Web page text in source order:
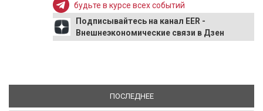
будьте в курсе всех событий
Подписывайтесь на канал EER -
Внешнеэкономические связи в Дзен
ПОСЛЕДНЕЕ(АКТИВНАЯ ВКЛАДКА)